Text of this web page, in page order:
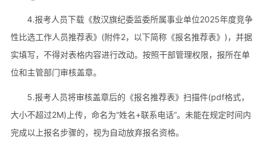
4.报考人员下载《敖汉旗纪委监委所属事业单位2025年度竞争
性比选工作人员推荐表》(附件2，以下简称《报名推荐表》)，并据
实填写，不得对表格内容进行改动。按照干部管理权限，报所在单
位和主管部门审核盖章。
5.报考人员将审核盖章后的《报名推荐表》扫描件(pdf格式，
大小不超过2M)上传，命名为“姓名+联系电话”。未能在规定时间内
完成以上报名步骤的，视为自动放弃报名资格。